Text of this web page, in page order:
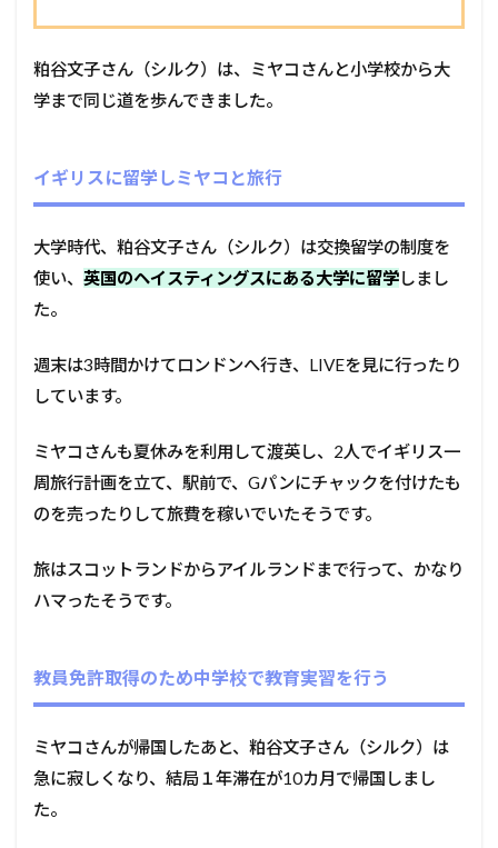
粕谷文子さん（シルク）は、ミヤコさんと小学校から大
学まで同じ道を歩んできました。
イギリスに留学しミヤコと旅行
大学時代、粕谷文子さん（シルク）は交換留学の制度を
使い、 英国のヘイスティングスにある大学に留学しまし
た。
週末は3時間かけてロンドンへ行き、LIVEを見に行ったり
しています。
ミヤコさんも夏休みを利用して渡英し、2人でイギリス一
周旅行計画を立て、駅前で、Gパンにチャックを付けたも
のを売ったりして旅費を稼いでいたそうです。
旅はスコットランドからアイルランドまで行って、かなり
ハマったそうです。
教員免許取得のため中学校で教育実習を行う
ミヤコさんが帰国したあと、粕谷文子さん（シルク）は
急に寂しくなり、結局１年滞在が10カ月で帰国しまし
た。